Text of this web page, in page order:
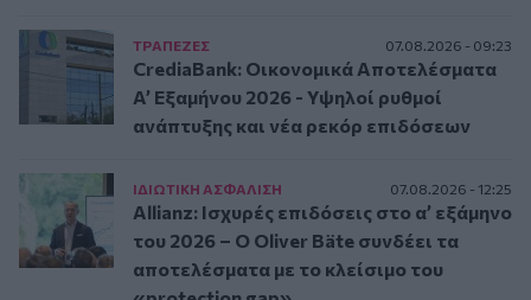
ΤΡAΠΕΖΕΣ 07.08.2026 - 09:23
CrediaBank: Οικονομικά Αποτελέσματα
A’ Εξαμήνου 2026 - Υψηλοί ρυθμοί
ανάπτυξης και νέα ρεκόρ επιδόσεων
ΙΔΙΩΤΙΚΗ ΑΣΦAΛΙΣΗ 07.08.2026 - 12:25
Allianz: Ισχυρές επιδόσεις στο α’ εξάμηνο
του 2026 – Ο Oliver Bäte συνδέει τα
αποτελέσματα με το κλείσιμο του